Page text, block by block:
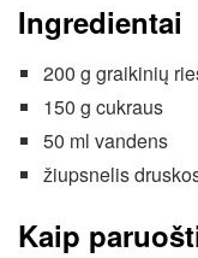
Ingredientai
200 g graikinių
150 g cukraus
50 ml vandens
žiupsnelis
Kaip